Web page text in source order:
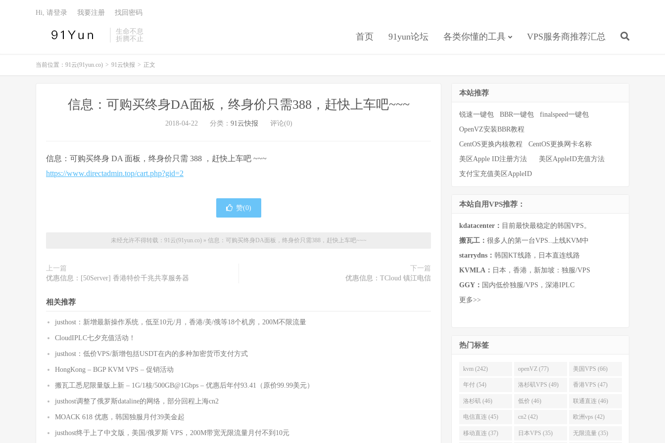
生命不息
折腾不止
首页 91yun论坛 各类你懂的工具 VPS服务商推荐汇总
Hi, 请登录 我要注册 找回密码
当前位置： 91云(91yun.co) > 91云快报 > 正文
信息：可购买终身DA面板，终身价只需388，赶快上车吧~~~
2018-04-22 分类： 91云快报 评论(0)
信息：可购买终身 DA 面板，终身价只需 388 ，赶快上车吧 ~~~
https://www.directadmin.top/cart.php?gid=2
赞(0)
未经允许不得转载： 91云(91yun.co)» 信息：可购买终身DA面板，终身价只需388，赶快上车吧~~~
上一篇
优惠信息：[50Server] 香港特价千兆共享服务器
下一篇
优惠信息：TCloud 镇江电信
相关推荐
justhost：新增最新操作系统，低至10元/月，香港/美/俄等18个机房，200M不限流量
CloudIPLC七夕充值活动！
justhost：低价VPS/新增包括USDT在内的多种加密货币支付方式
HongKong – BGP KVM VPS – 促销活动
搬瓦工悉尼限量版上新 – 1G/1核/500GB@1Gbps – 优惠后年付93.41（原价99.99美元）
justhost调整了俄罗斯dataline的网络，部分回程上海cn2
MOACK 618 优惠，韩国独服月付39美金起
justhost终于上了中文版，美国/俄罗斯 VPS，200M带宽无限流量月付不到10元
本站推荐
锐速一键包 BBR一键包
finalspeed一键包
OpenVZ安装BBR教程
CentOS更换内核教程
CentOS更换网卡名称
美区Apple ID注册方法
美区AppleID充值方法
支付宝充值美区AppleID
本站自用VPS推荐：
kdatacenter： 目前最快最稳定的韩国VPS。
搬瓦工： 很多人的第一台VPS..上线KVM中
starrydns： 韩国KT线路，日本直连线路
KVMLA： 日本，香港，新加坡：独服/VPS
GGY： 国内低价独服/VPS，深港IPLC
更多>>
热门标签
kvm (242) openVZ (77) 美国VPS (66)
年付 (54) 洛杉矶VPS (49) 香港VPS (47)
洛杉矶 (46) 低价 (46) 联通直连 (46)
电信直连 (45) cn2 (42) 欧洲vps (42)
移动直连 (37) 日本VPS (35) 无限流量 (35)